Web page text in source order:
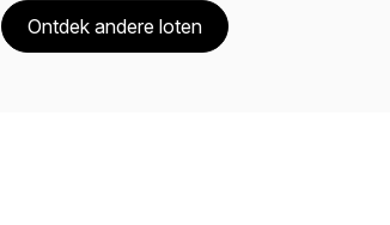
Ontdek andere loten